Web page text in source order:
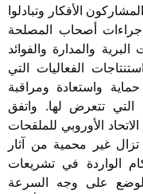
الأفكار وتبادلوا
أصحاب المصلحة
والمدارة والفوائد
الفعاليات التي
واستعادة ومراقبة
التي تتعرض لها. واتفق
الأوروبي للملقحات
غير محمية من آثار
الواردة في تشريعات
الوضع على وجه السرعة